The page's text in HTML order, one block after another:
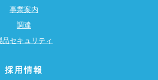
事業案内
調達
品セキュリティ
採用情報